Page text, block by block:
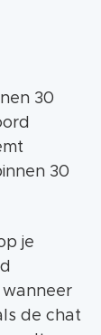
30
30
je
wanneer
de chat